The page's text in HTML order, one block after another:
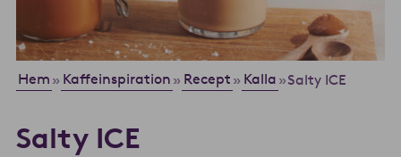
Hem » Kaffeinspiration » Recept » Kalla »Salty ICE
Salty ICE